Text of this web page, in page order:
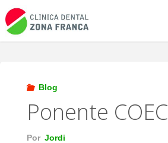
Saltar
al
contenido
Blog
Ponente COEC
Por Jordi